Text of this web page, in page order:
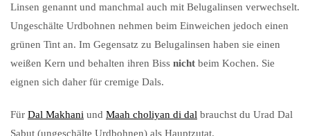
Linsen genannt und manchmal auch mit Belugalinsen verwechselt.
Ungeschälte Urdbohnen nehmen beim Einweichen jedoch einen
grünen Tint an. Im Gegensatz zu Belugalinsen haben sie einen
weißen Kern und behalten ihren Biss nicht beim Kochen. Sie
eignen sich daher für cremige Dals.
Für Dal Makhani und Maah choliyan di dal brauchst du Urad Dal
Sabut (ungeschälte Urdbohnen) als Hauptzutat.